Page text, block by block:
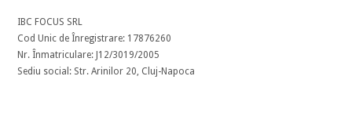
IBC FOCUS SRL
Cod Unic de Înregistrare: 17876260
Nr. Înmatriculare: J12/3019/2005
Sediu social: Str. Arinilor 20, Cluj-Napoca